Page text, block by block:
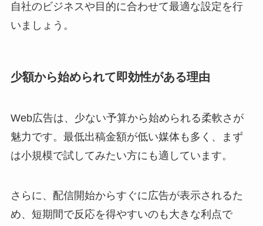
自社のビジネスや目的に合わせて最適な設定を行
いましょう。
少額から始められて即効性がある理由
Web広告は、少ない予算から始められる柔軟さが
魅力です。最低出稿金額が低い媒体も多く、まず
は小規模で試してみたい方にも適しています。
さらに、配信開始からすぐに広告が表示されるた
め、短期間で反応を得やすいのも大きな利点で